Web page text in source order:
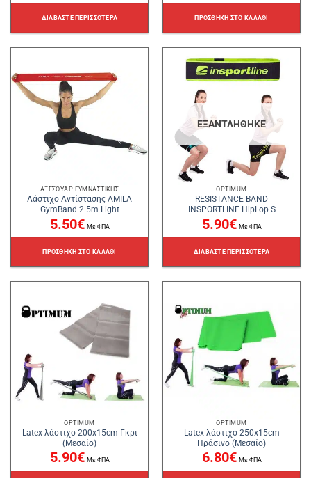
ΔΙΑΒΆΣΤΕ ΠΕΡΙΣΣΌΤΕΡΑ ΠΡΟΣΘΉΚΗ ΣΤΟ ΚΑΛΆΘΙ
ΑΞΕΣΟΥΆΡ ΓΥΜΝΑΣΤΙΚΉΣ
Λάστιχο Αντίστασης AMILA
GymBand 2.5m Light
5.50€ Με ΦΠΑ
ΠΡΟΣΘΉΚΗ ΣΤΟ ΚΑΛΆΘΙ
ΕΞΑΝΤΛΉΘΗΚΕ
OPTIMUM
RESISTANCE BAND
INSPORTLINE HipLop S
5.90€ Με ΦΠΑ
ΔΙΑΒΆΣΤΕ ΠΕΡΙΣΣΌΤΕΡΑ
OPTIMUM
Latex λάστιχο 200x15cm Γκρι
(Μεσαίο)
5.90€ Με ΦΠΑ
OPTIMUM
Latex λάστιχο 250x15cm
Πράσινο (Μεσαίο)
6.80€ Με ΦΠΑ